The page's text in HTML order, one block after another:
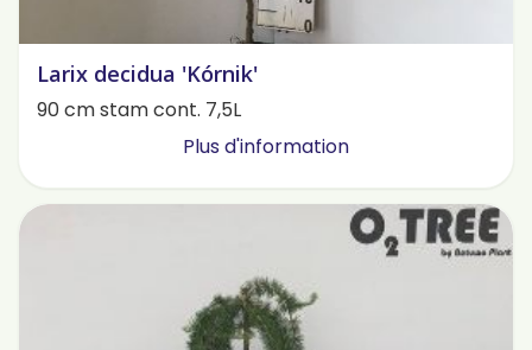
Larix decidua 'Kórnik'
90 cm stam cont. 7,5L
Plus d'information